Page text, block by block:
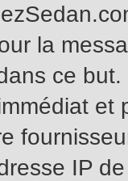
la
ce
et
IP